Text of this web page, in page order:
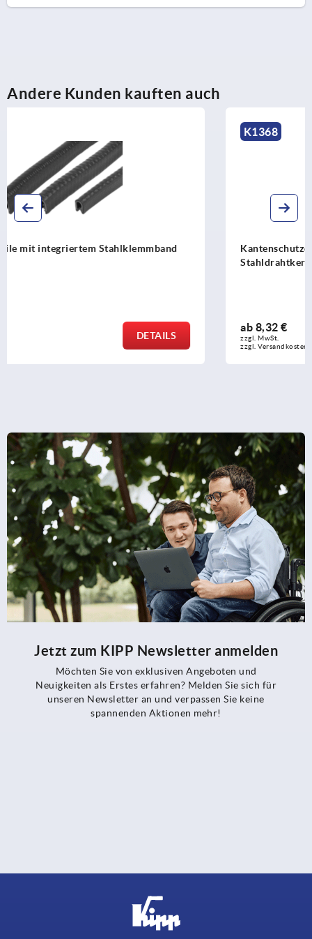
Andere Kunden kauften auch
Kantenschutzdichtprofile mit integriertem
DETAILS
Jetzt zum KIPP Newsletter anmelden
Möchten Sie von exklusiven Angeboten und
Neuigkeiten als Erstes erfahren? Melden Sie sich für
unseren Newsletter an und verpassen Sie keine
spannenden Aktionen mehr!